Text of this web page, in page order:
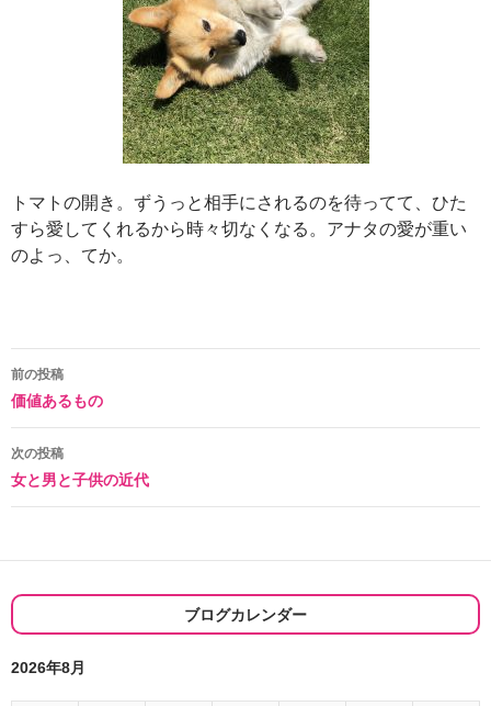
トマトの開き。ずうっと相手にされるのを待ってて、ひた
すら愛してくれるから時々切なくなる。アナタの愛が重い
のよっ、てか。
投
稿
ナ
ビ
ー
シ
ョ
ン
前の投稿
価値あるもの
次の投稿
女と男と子供の近代
ブログカレンダー
2026年8月